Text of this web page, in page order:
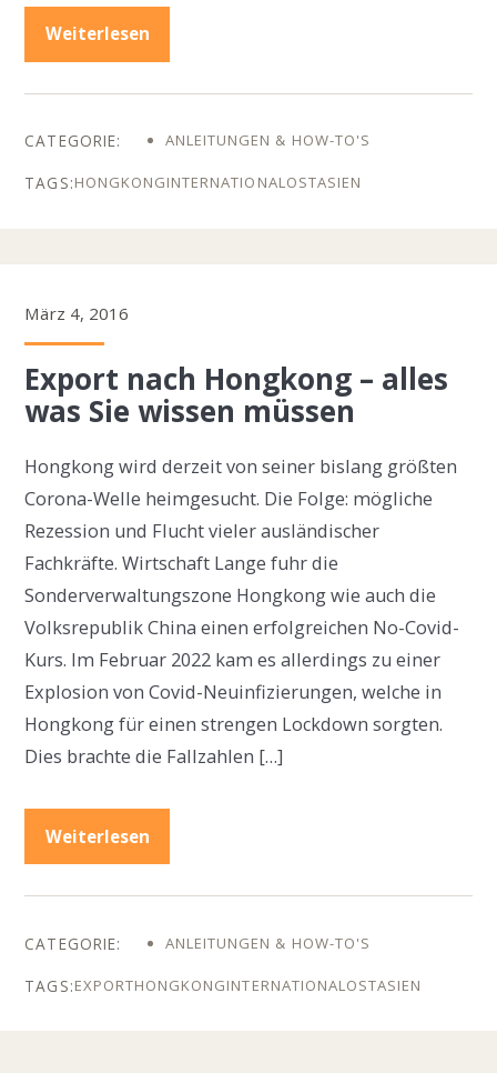
Weiterlesen
ANLEITUNGEN & HOW-TO'S
HONGKONGINTERNATIONALOSTASIEN
März 4, 2016
Export nach Hongkong – alles
was Sie wissen müssen
Hongkong wird derzeit von seiner bislang größten
Corona-Welle heimgesucht. Die Folge: mögliche
Rezession und Flucht vieler ausländischer
Fachkräfte. Wirtschaft Lange fuhr die
Sonderverwaltungszone Hongkong wie auch die
Volksrepublik China einen erfolgreichen No-Covid-
Kurs. Im Februar 2022 kam es allerdings zu einer
Explosion von Covid-Neuinfizierungen, welche in
Hongkong für einen strengen Lockdown sorgten.
Dies brachte die Fallzahlen […]
Weiterlesen
ANLEITUNGEN & HOW-TO'S
EXPORTHONGKONGINTERNATIONALOSTASIEN